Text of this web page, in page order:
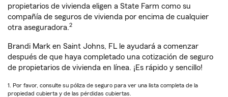
propietarios de vivienda eligen a State Farm como su
compañía de seguros de vivienda por encima de cualquier
otra aseguradora.2
Brandi Mark en Saint Johns, FL le ayudará a comenzar
después de que haya completado una cotización de seguro
de propietarios de vivienda en línea. ¡Es rápido y sencillo!
1. Por favor, consulte su póliza de seguro para ver una lista completa de la
propiedad cubierta y de las pérdidas cubiertas.